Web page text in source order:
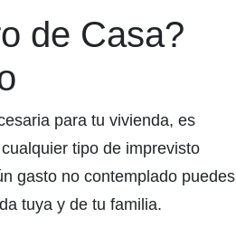
de Casa?
para tu vivienda, es
tipo de imprevisto
gasto no contemplado puedes
tuya y de tu familia.